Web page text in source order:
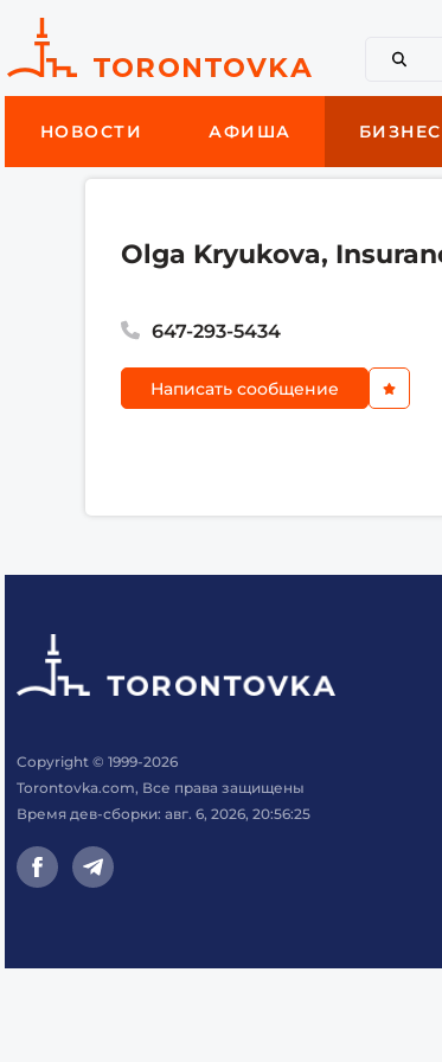
НОВОСТИ АФИША
Olga Kryukova,
647-293-5434
Написать сообщение
Copyright © 1999-2026
Torontovka.com, Все права защищены
Время дев-сборки: авг. 6, 2026, 20:56:25